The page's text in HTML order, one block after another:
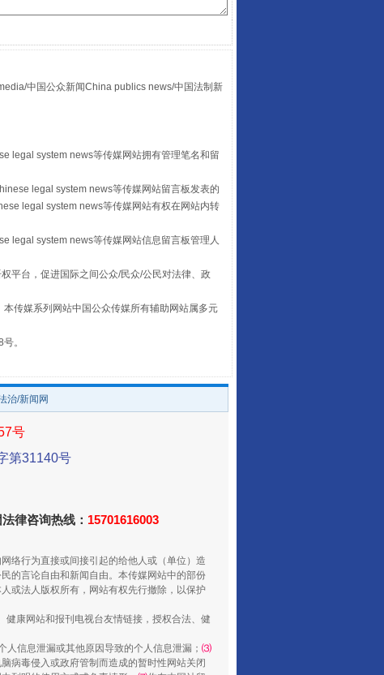
养老服务师职业资格制度暂行规定
还老百姓一个明白家底
中国公众新闻China publics news/中国法制新
legal system news等传媒网站拥有管理笔名和留
legal system news等传媒网站留言板发表的
legal system news等传媒网站有权在网站内转
legal system news等传媒网站信息留言板管理人
平台，促进国际之间公众/民众/公民对法律、政
传媒系列网站中国公众传媒所有辅助网站属多元
。
治/新闻网
号
第31140号
律咨询热线： 15701616003
络行为直接或间接引起的给他人或（单位）造
的言论自由和新闻自由。本传媒网站中的部份
或法人版权所有，网站有权先行撤除，以保护
康网站和报刊电视台友情链接，授权合法、健
人信息泄漏或其他原因导致的个人信息泄漏； ⑶
病毒侵入或政府管制而造成的暂时性网站关闭